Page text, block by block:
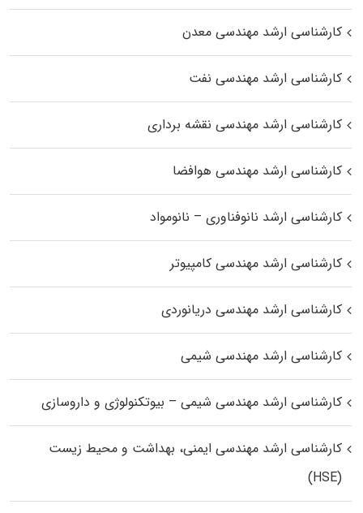
کارشناسی ارشد مهندسی معدن
کارشناسی ارشد مهندسی نفت
کارشناسی ارشد مهندسی نقشه برداری
کارشناسی ارشد مهندسی هوافضا
کارشناسی ارشد نانوفناوری – نانومواد
کارشناسی ارشد مهندسی کامپیوتر
کارشناسی ارشد مهندسی دریانوردی
کارشناسی ارشد مهندسی شیمی
کارشناسی ارشد مهندسی شیمی – بیوتکنولوژی و داروسازی
کارشناسی ارشد مهندسی ایمنی، بهداشت و محیط زیست
(HSE)